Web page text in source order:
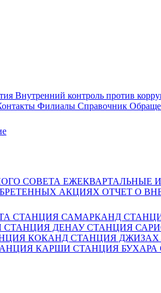
Внутренний контроль против
Филиалы Справочник
СОВЕТА ЕЖЕКВАРТАЛЬНЫЕ
АКЦИЯХ ОТЧЕТ О
СТАНЦИЯ САМАРКАНД
СТАНЦИЯ ДЕНАУСТАНЦИЯ
КОКАНД СТАНЦИЯ ДЖИЗАХ
КАРШИ СТАНЦИЯ БУХАРА